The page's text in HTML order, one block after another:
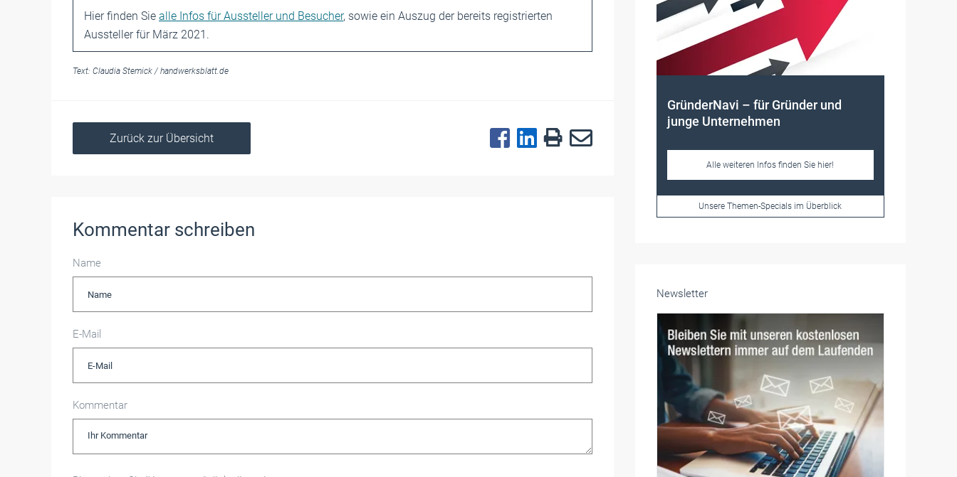
Hier finden Sie alle Infos für Aussteller und Besucher, sowie ein Auszug der bereits registrierten
Aussteller für März 2021.
Text: Claudia Stemick / handwerksblatt.de
Zurück zur Übersicht
Kommentar schreiben
Name
E-Mail
Kommentar
Frauen im Handwerk
Unsere Themen-Specials im Überblick
Newsletter